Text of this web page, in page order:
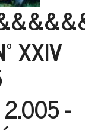
XXIV
2.005 -